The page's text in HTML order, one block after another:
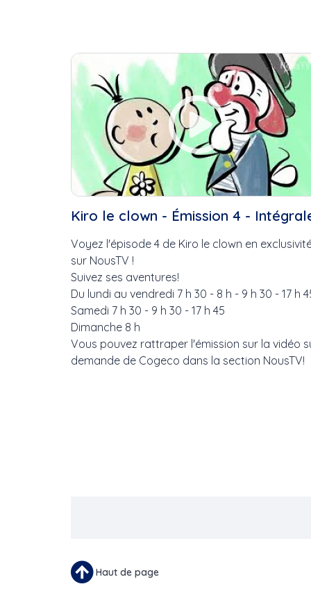
Kiro le clown - Émission 4 -
Voyez l'épisode 4 de Kiro le clown en
sur NousTV !
Suivez ses aventures!
Du lundi au vendredi 7 h 30 - 8 h - 9 h 30 - 17 h
Samedi 7 h 30 - 9 h 30 - 17 h 45
Dimanche 8 h
Vous pouvez rattraper l'émission sur la vidéo
demande de Cogeco dans la section NousTV!
Haut de page